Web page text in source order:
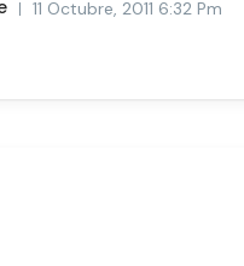
11 Octubre, 2011 6:32 Pm